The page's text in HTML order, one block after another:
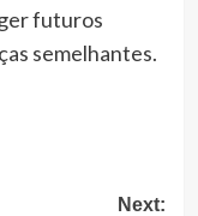
futuros
semelhantes.
Next: